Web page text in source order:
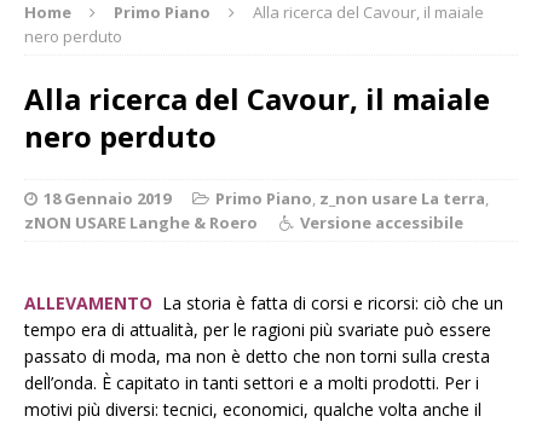
Home Primo Piano
Alla ricerca del Cavour, il maiale
nero perduto
Alla ricerca del Cavour, il maiale
nero perduto
18 Gennaio 2019 Primo Piano, z_non usare La terra,
zNON USARE Langhe & Roero
Versione accessibile
ALLEVAMENTO La storia è fatta di corsi e ricorsi: ciò che un
tempo era di attualità, per le ragioni più svariate può essere
passato di moda, ma non è detto che non torni sulla cresta
dell’onda. È capitato in tanti settori e a molti prodotti. Per i
motivi più diversi: tecnici, economici, qualche volta anche il